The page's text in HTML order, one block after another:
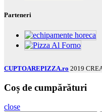
Parteneri
CUPTOAREPIZZA.ro 2019
Coș de cumpărături
close